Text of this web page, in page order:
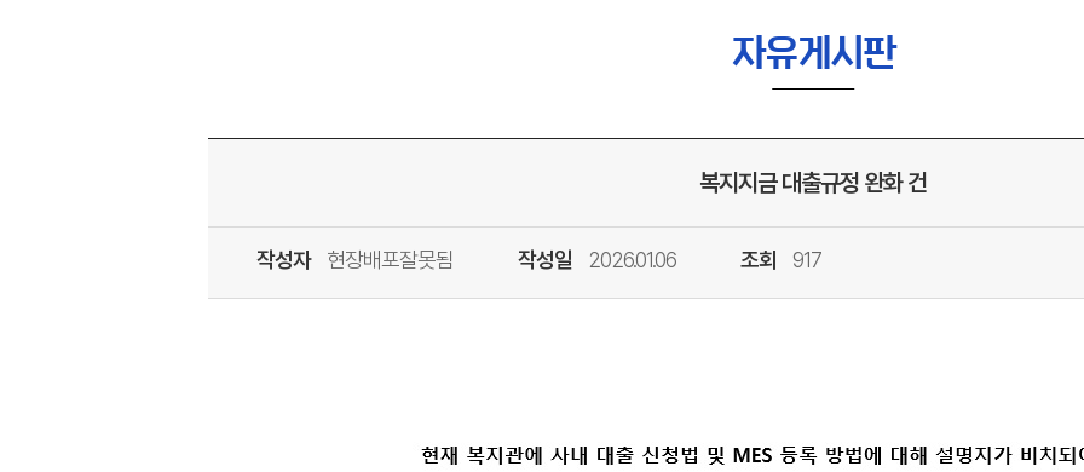
자유게시판
복지지금 대출규정 완화 건
작성자 현장배포잘못됨 작성일 2026.01.06 조회 917